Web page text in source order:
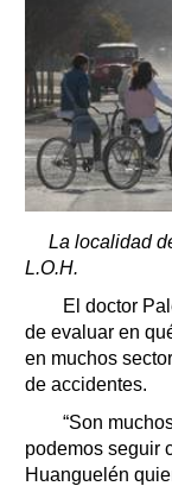
La localidad
L.O.H.
El doctor
de evaluar en
en muchos
de accidentes.
“Son
podemos seguir
Huanguelén